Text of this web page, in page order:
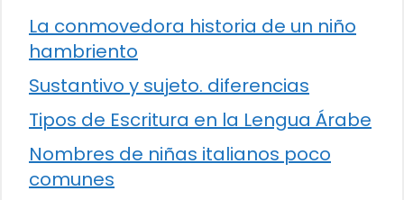
La conmovedora historia de un niño
hambriento
Sustantivo y sujeto. diferencias
Tipos de Escritura en la Lengua Árabe
Nombres de niñas italianos poco
comunes